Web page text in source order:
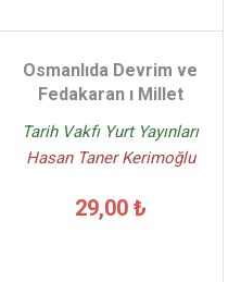
Osmanlıda Devrim ve
Fedakaran ı Millet
Tarih Vakfı Yurt Yayınları
Hasan Taner Kerimoğlu
29,00 ₺